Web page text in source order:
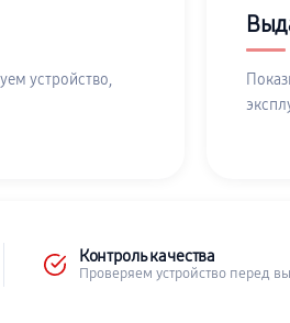
устройство,
Контроль качества
Проверяем устройство перед